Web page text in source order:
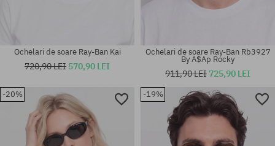
Mărimi existente:
Mărimi existente:
Ochelari de soare Ray-Ban Kai
720,90 LEI 570,90 LEI
Ochelari de soare Ray-Ban Rb3927
By A$Ap Rocky
911,90 LEI 725,90 LEI
-20% -19%